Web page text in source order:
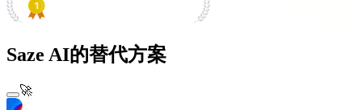
Saze AI的替代方案
🚀